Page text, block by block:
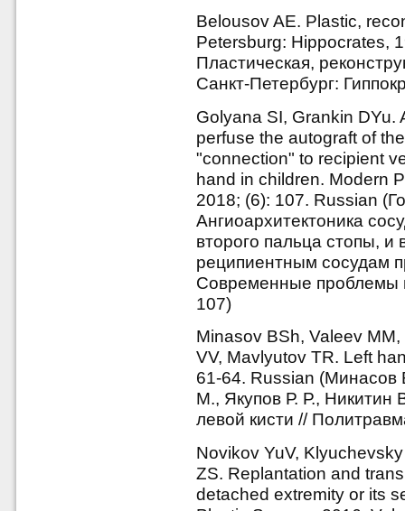
Belousov AE. Plastic,
Petersburg: Hippocrates,
Пластическая,
Санкт-Петербург:
Golyana SI, Grankin
perfuse the autograft of
"connection" to recipient
hand in children. Modern
2018; (6): 107. Russian
Ангиоархитектоника
второго пальца стопы, и
реципиентным сосудам
Современные проблемы
107)
Minasov BSh, Valeev
VV, Mavlyutov TR. Left
61-64. Russian
М., Якупов Р. Р., Никитин
левой кисти //
Novikov YuV,
ZS. Replantation and
detached extremity or its